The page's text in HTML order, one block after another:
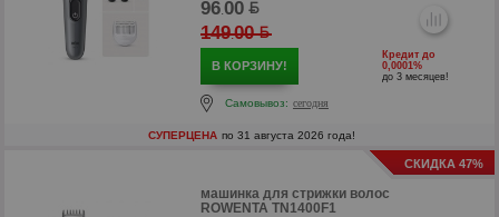
96.00
149.00
В КОРЗИНУ!
Кредит до
0,0001%
до 3 месяцев!
Самовывоз: сегодня
СУПЕРЦЕНА по 31 августа 2026 года!
СКИДКА 47%
машинка для стрижки волос
ROWENTA TN1400F1